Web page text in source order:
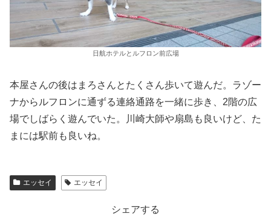
日航ホテルとルフロン前広場
本屋さんの後はまろさんとたくさん歩いて遊んだ。ラゾー
ナからルフロンに通ずる連絡通路を一緒に歩き、2階の広
場でしばらく遊んでいた。川崎大師や扇島も良いけど、た
まには駅前も良いね。
エッセイ エッセイ
シェアする